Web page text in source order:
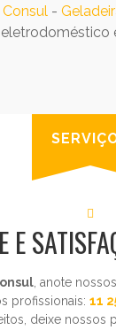
Consul -
E
, anote
profissionais: 11
deixe